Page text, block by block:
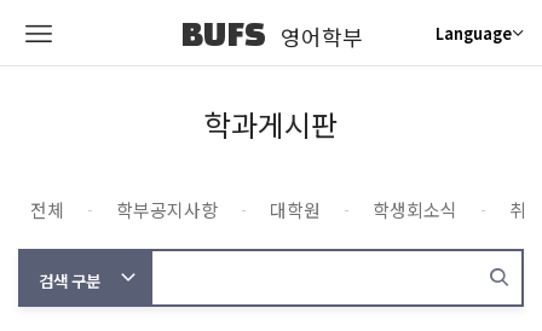
BUFS 영어학부 Language
학과게시판
전체 학부공지사항 대학원 학생회소식 취